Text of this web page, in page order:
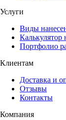
Услуги
Виды
Калькулятор
Портфолио
Клиентам
Доставка и
Отзывы
Контакты
Компания